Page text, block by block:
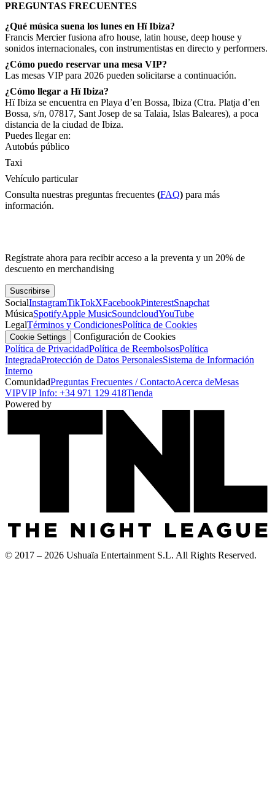
PREGUNTAS FRECUENTES
¿Qué música suena los lunes en Hï Ibiza?
Francis Mercier fusiona afro house, latin house, deep house y
sonidos internacionales, con instrumentistas en directo y performers.
¿Cómo puedo reservar una mesa VIP?
Las mesas VIP para 2026 pueden solicitarse a continuación.
¿Cómo llegar a Hï Ibiza?
Hï Ibiza se encuentra en Playa d’en Bossa, Ibiza (Ctra. Platja d’en
Bossa, s/n, 07817, Sant Josep de sa Talaia, Islas Baleares), a poca
distancia de la ciudad de Ibiza.
Puedes llegar en:
Autobús público
Taxi
Vehículo particular
Consulta nuestras preguntas frecuentes (FAQ) para más
información.
Regístrate ahora para recibir acceso a la preventa y un 20% de
descuento en merchandising
Suscribirse
SocialInstagramTikTokXFacebookPinterestSnapchat
MúsicaSpotifyApple MusicSoundcloudYouTube
LegalTérminos y CondicionesPolítica de Cookies
Cookie Settings
Configuración de Cookies
Política de PrivacidadPolítica de ReembolsosPolítica
IntegradaProtección de Datos PersonalesSistema de Información
Interno
ComunidadPreguntas Frecuentes / ContactoAcerca deMesas
VIPVIP Info: +34 971 129 418Tienda
Powered by
© 2017 – 2026 Ushuaïa Entertainment S.L. All Rights Reserved.